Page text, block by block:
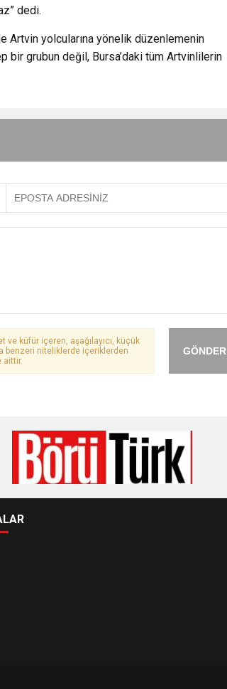
dedi.
Artvin yolcularına yönelik düzenlemenin
bir grubun değil, Bursa’daki tüm Artvinlilerin
GÖNDER
ve küfür içeren, aşağılayıcı, küçük
benzeri niteliklerde içeriklerden
aittir.